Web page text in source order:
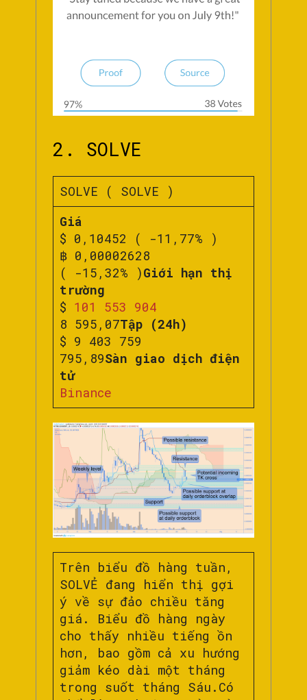
2. SOLVE
SOLVE ( SOLVE )
Giá
$ 0,10452 ( -11,77% )
฿ 0,00002628
( -15,32% )Giới hạn thị
trường
$ 101 553 904
8 595,07Tập (24h)
$ 9 403 759
795,89Sàn giao dịch điện
tử
Binance
Trên biểu đồ hàng tuần,
SOLVẺ đang hiển thị gợi
ý về sự đảo chiều tăng
giá. Biểu đồ hàng ngày
cho thấy nhiều tiếng ồn
hơn, bao gồm cả xu hướng
giảm kéo dài một tháng
trong suốt tháng Sáu.Có